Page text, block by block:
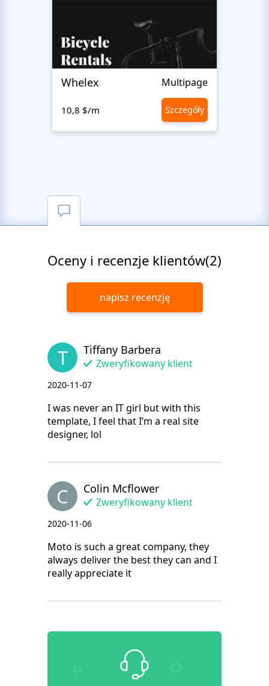
Whelex Multipage
10,8 $/m Szczegóły
Oceny i recenzje klientów(2)
napisz recenzję
T Tiffany Barbera
Zweryfikowany klient
2020-11-07
I was never an IT girl but with this
template, I feel that I’m a real site
designer, lol
C Colin Mcflower
Zweryfikowany klient
2020-11-06
Moto is such a great company, they
always deliver the best they can and I
really appreciate it